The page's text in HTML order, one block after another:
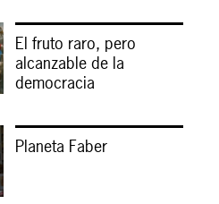
El fruto raro, pero
alcanzable de la
democracia
Planeta Faber